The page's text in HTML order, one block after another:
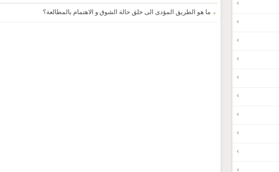
ما هو الطریق المؤدی الى خلق حالة الشوق و الاهتمام بالمطالعة؟